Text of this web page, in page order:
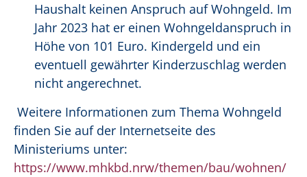
Haushalt keinen Anspruch auf Wohngeld. Im
Jahr 2023 hat er einen Wohngeldanspruch in
Höhe von 101 Euro. Kindergeld und ein
eventuell gewährter Kinderzuschlag werden
nicht angerechnet.
Weitere Informationen zum Thema Wohngeld
finden Sie auf der Internetseite des
Ministeriums unter:
https://www.mhkbd.nrw/themen/bau/wohnen/